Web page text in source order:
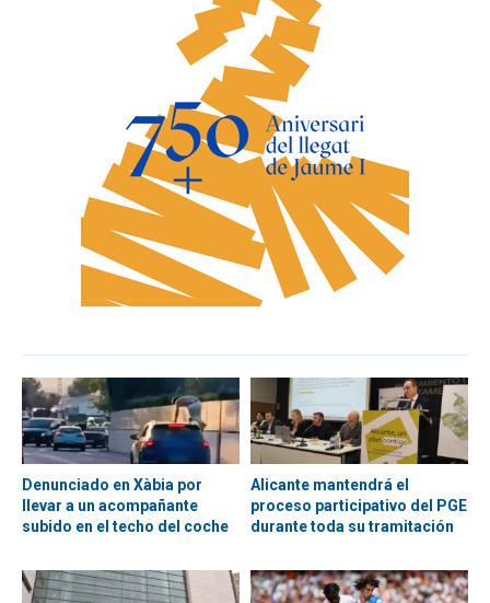
Denunciado en Xàbia por
llevar a un acompañante
subido en el techo del coche
Alicante mantendrá el
proceso participativo del PGE
durante toda su tramitación